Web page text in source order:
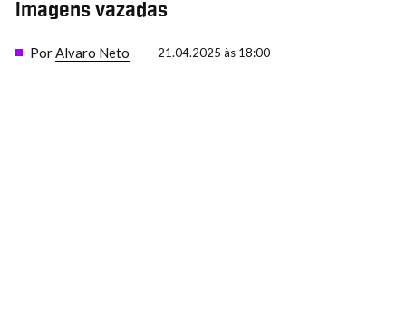
imagens vazadas
PorAlvaro Neto 21.04.2025 às 18:00